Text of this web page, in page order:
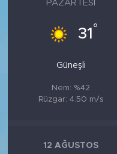
PAZARTESI
31 °
Güneşli
Nem: %42
Rüzgar: 4.50 m/s
12 AĞUSTOS